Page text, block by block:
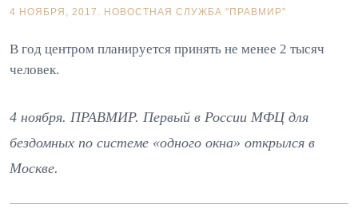
4 НОЯБРЯ, 2017. НОВОСТНАЯ СЛУЖБА "ПРАВМИР"
В год центром планируется принять не менее 2 тысяч
человек.
4 ноября. ПРАВМИР. Первый в России МФЦ для
бездомных по системе «одного окна» открылся в
Москве.